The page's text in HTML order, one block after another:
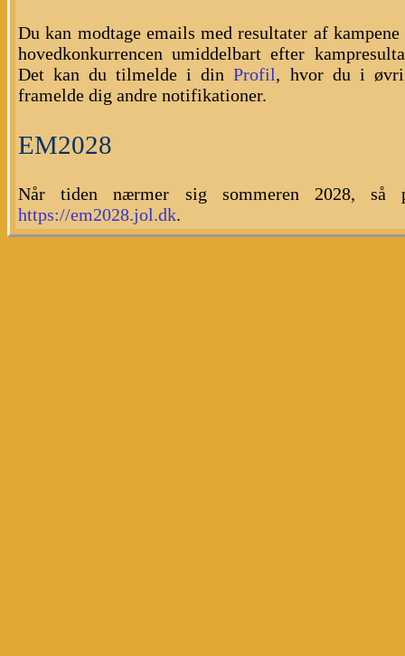
Du kan modtage emails med resultater af
hovedkonkurrencen umiddelbart efter
Det kan du tilmelde i dinProfil, hvor du i
framelde dig andre notifikationer.
EM2028
Når tiden nærmer sig sommeren 2028,
https://em2028.jol.dk.